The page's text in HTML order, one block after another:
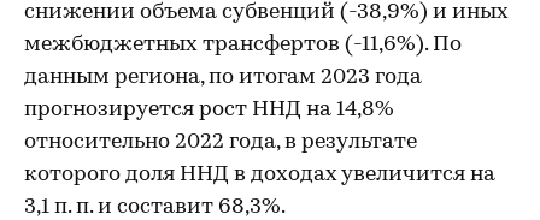
снижении объема субвенций (-38,9%) и иных
межбюджетных трансфертов (-11,6%). По
данным региона, по итогам 2023 года
прогнозируется рост ННД на 14,8%
относительно 2022 года, в результате
которого доля ННД в доходах увеличится на
3,1 п. п. и составит 68,3%.